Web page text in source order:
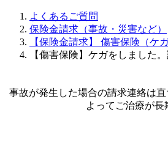
よくあるご質問
保険金請求（事故・災害など）
【保険金請求】 傷害保険（ケ
【傷害保険】ケガをしました
事故が発生した場合の請求連絡は
よってご治療が